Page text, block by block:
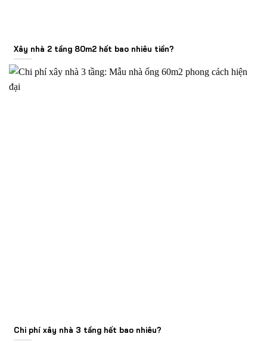
Xây nhà 2 tầng 80m2 hết bao nhiêu tiền?
Chi phí xây nhà 3 tầng hết bao nhiêu?